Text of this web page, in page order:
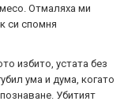
Отмаляха ми
си спомня
избито, устата без
ума и дума, когато
Убитият